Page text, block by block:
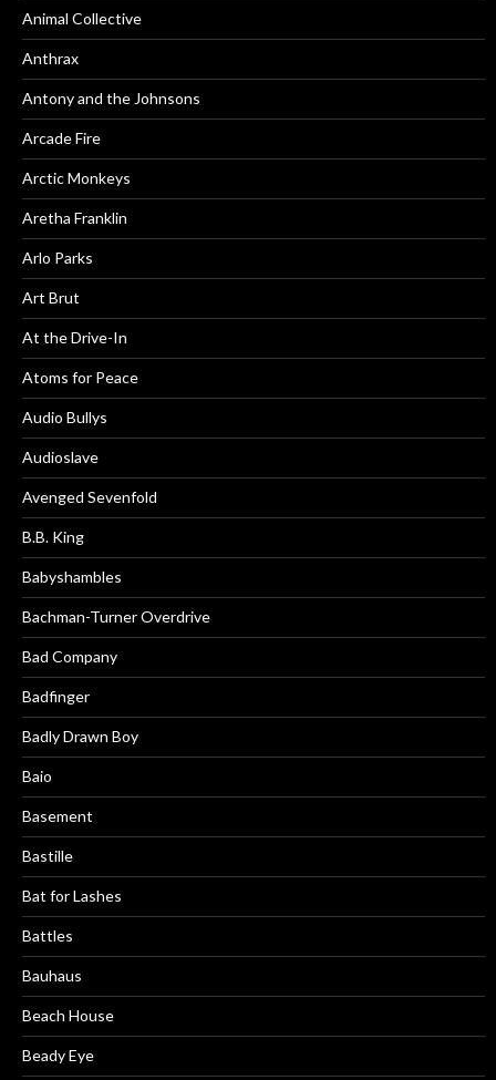
Animal Collective
Anthrax
Antony and the Johnsons
Arcade Fire
Arctic Monkeys
Aretha Franklin
Arlo Parks
Art Brut
At the Drive-In
Atoms for Peace
Audio Bullys
Audioslave
Avenged Sevenfold
B.B. King
Babyshambles
Bachman-Turner Overdrive
Bad Company
Badfinger
Badly Drawn Boy
Baio
Basement
Bastille
Bat for Lashes
Battles
Bauhaus
Beach House
Beady Eye